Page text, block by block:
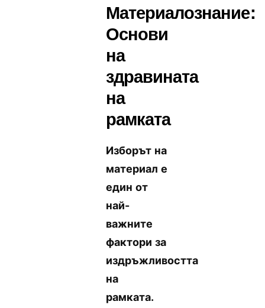
Материалознание:
Основи
на
здравината
на
рамката
Изборът на
материал е
един от
най-
важните
фактори за
издръжливостта
на
рамката.